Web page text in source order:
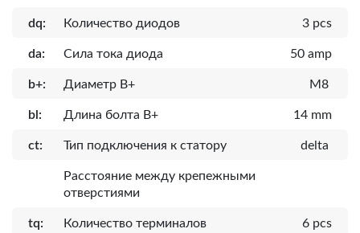
dq: Количество диодов 3 pcs
da: Сила тока диода 50 amp
b+: Диаметр B+ M8
bl: Длина болта B+ 14 mm
ct: Тип подключения к статору delta
Расcтояние между крепежными
отверстиями
tq: Количество терминалов 6 pcs